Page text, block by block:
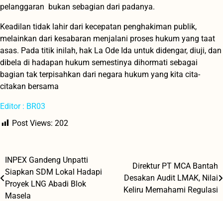
pelanggaran bukan sebagian dari padanya.
Keadilan tidak lahir dari kecepatan penghakiman publik,
melainkan dari kesabaran menjalani proses hukum yang taat
asas. Pada titik inilah, hak La Ode Ida untuk didengar, diuji, dan
dibela di hadapan hukum semestinya dihormati sebagai
bagian tak terpisahkan dari negara hukum yang kita cita-
citakan bersama
Editor : BR03
Post Views: 202
Navigasi
pos
INPEX Gandeng Unpatti
Siapkan SDM Lokal Hadapi
Proyek LNG Abadi Blok
Masela
Direktur PT MCA Bantah
Desakan Audit LMAK, Nilai
Keliru Memahami Regulasi